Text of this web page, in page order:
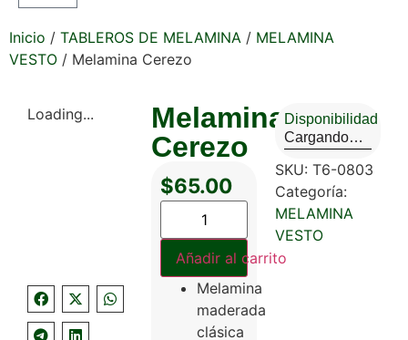
Inicio / TABLEROS DE MELAMINA / MELAMINA
VESTO / Melamina Cerezo
Loading...
Melamina
Cerezo
$65.00
Añadir al carrito
Melamina
maderada
clásica
Disponibilidad
Cargando…
SKU: T6-0803
Categoría:
MELAMINA
VESTO